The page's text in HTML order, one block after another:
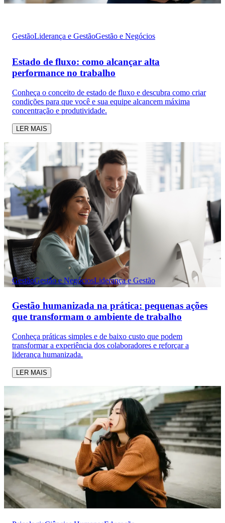
GestãoLiderança e GestãoGestão e Negócios
Estado de fluxo: como alcançar alta
performance no trabalho
Conheça o conceito de estado de fluxo e descubra como criar
condições para que você e sua equipe alcancem máxima
concentração e produtividade.
LER MAIS
GestãoGestão e NegóciosLiderança e Gestão
Gestão humanizada na prática: pequenas ações
que transformam o ambiente de trabalho
Conheça práticas simples e de baixo custo que podem
transformar a experiência dos colaboradores e reforçar a
liderança humanizada.
LER MAIS